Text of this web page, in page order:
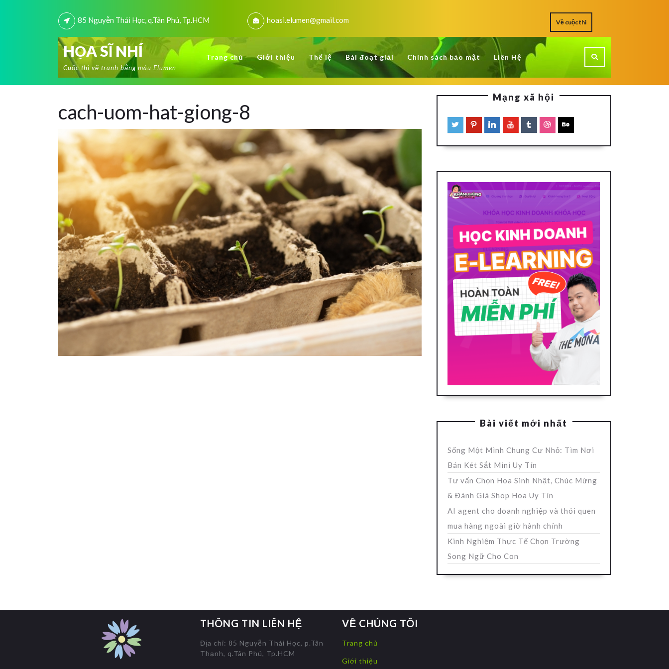
85 Nguyễn Thái Học, q.Tân Phú, Tp.HCM hoasi.elumen@gmail.com Về cuộc thi
HỌA SĨ NHÍ
Cuộc thi vẽ tranh bằng màu Elumen
Trang chủ Giới thiệu Thể lệ Bài đoạt giải Chính sách bảo mật Liên Hệ
cach-uom-hat-giong-8
Mạng xã hội
Bài viết mới nhất
Sống Một Mình Chung Cư Nhỏ: Tìm Nơi
Bán Két Sắt Mini Uy Tín
Tư vấn Chọn Hoa Sinh Nhật, Chúc Mừng
& Đánh Giá Shop Hoa Uy Tín
AI agent cho doanh nghiệp và thói quen
mua hàng ngoài giờ hành chính
Kinh Nghiệm Thực Tế Chọn Trường
Song Ngữ Cho Con
THÔNG TIN LIÊN HỆ
Địa chỉ: 85 Nguyễn Thái Học, p.Tân
Thạnh, q.Tân Phú, Tp.HCM
VỀ CHÚNG TÔI
Trang chủ
Giới thiệu